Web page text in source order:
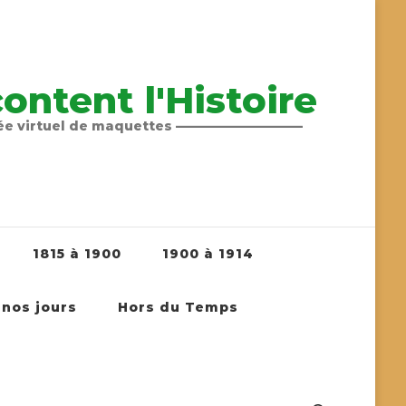
l'Histoire
virtuel de maquettes ——————————
1815 à 1900 1900 à 1914
nos jours Hors du Temps